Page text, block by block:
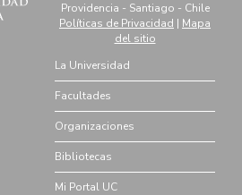
Providencia - Santiago - Chile
Políticas de Privacidad | Mapa
del sitio
La Universidad
Facultades
Organizaciones
Bibliotecas
Mi Portal UC